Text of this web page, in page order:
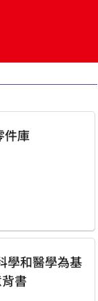
件庫
書